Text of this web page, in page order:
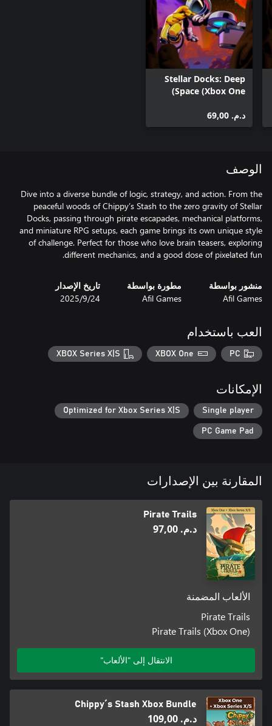
Stellar Docks: Deep
Space (Xbox One)
د.م.‏ 69,00
الوصف
Dive into a diverse bundle of logic, strategy, and action. From the
peaceful woods of Chippy’s Stash to the zero gravity of Stellar
Docks, passing through pirate escapades, mechanical platforms,
and miniature RPG setups, each game brings its own unique style
of challenge. Perfect for those who love brain teasers, exploring
different mechanics, and a good dose of pixelated fun.
منشور بواسطة
Afil Games
مطورة بواسطة
Afil Games
تاريخ الإصدار
24‏/9‏/2025
العب باستخدام
PC
XBOX One
XBOX Series X|S
الإمكانات
Single player
Optimized for Xbox Series X|S
PC Game Pad
المقارنة بين الإصدارات
Pirate Trails
د.م.‏ 97,00
الألعاب المضمنة
Pirate Trails
Pirate Trails (Xbox One)
الانتقال إلى "الألعاب"
Chippy´s Stash Xbox Bundle
د.م.‏ 109,00